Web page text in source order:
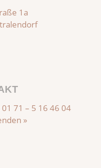
1a
01 71 – 5 16 46 04
»